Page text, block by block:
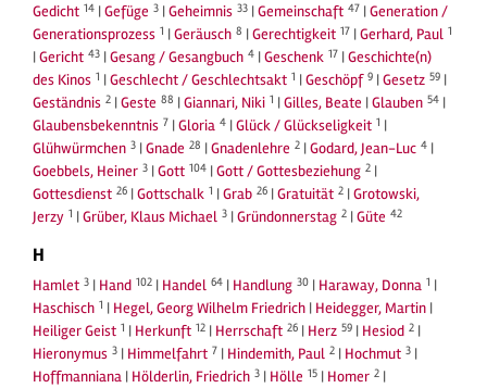
Gedicht 14 |Gefüge 3 |Geheimnis 33 |Gemeinschaft 47 |Generation /
Generationsprozess 1 |Geräusch 8 |Gerechtigkeit 17 |Gerhard, Paul 1
|Gericht 43 |Gesang / Gesangbuch 4 |Geschenk 17 |Geschichte(n)
des Kinos 1 |Geschlecht / Geschlechtsakt 1 |Geschöpf 9 |Gesetz 59 |
Geständnis 2 |Geste 88 |Giannari, Niki 1 |Gilles, Beate |Glauben 54 |
Glaubensbekenntnis 7 |Gloria 4 |Glück / Glückseligkeit 1 |
Glühwürmchen 3 |Gnade 28 |Gnadenlehre 2 |Godard, Jean-Luc 4 |
Goebbels, Heiner 3 |Gott 104 |Gott / Gottesbeziehung 2 |
Gottesdienst 26 |Gottschalk 1 |Grab 26 |Gratuität 2 |Grotowski,
Jerzy 1 |Grüber, Klaus Michael 3 |Gründonnerstag 2 |Güte 42
H
Hamlet 3 | Hand 102 | Handel 64 | Handlung 30 | Haraway, Donna 1 |
Haschisch 1 | Hegel, Georg Wilhelm Friedrich | Heidegger, Martin |
Heiliger Geist 1 | Herkunft 12 | Herrschaft 26 | Herz 59 | Hesiod 2 |
Hieronymus 3 | Himmelfahrt 7 | Hindemith, Paul 2 | Hochmut 3 |
Hoffmanniana | Hölderlin, Friedrich 3 | Hölle 15 | Homer 2 |